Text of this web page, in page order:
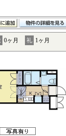
0ヶ月 礼 1ヶ月